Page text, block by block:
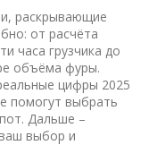
раскрывающие
от расчёта
часа грузчика до
объёма фуры.
цифры 2025
помогут выбрать
Дальше –
выбор и